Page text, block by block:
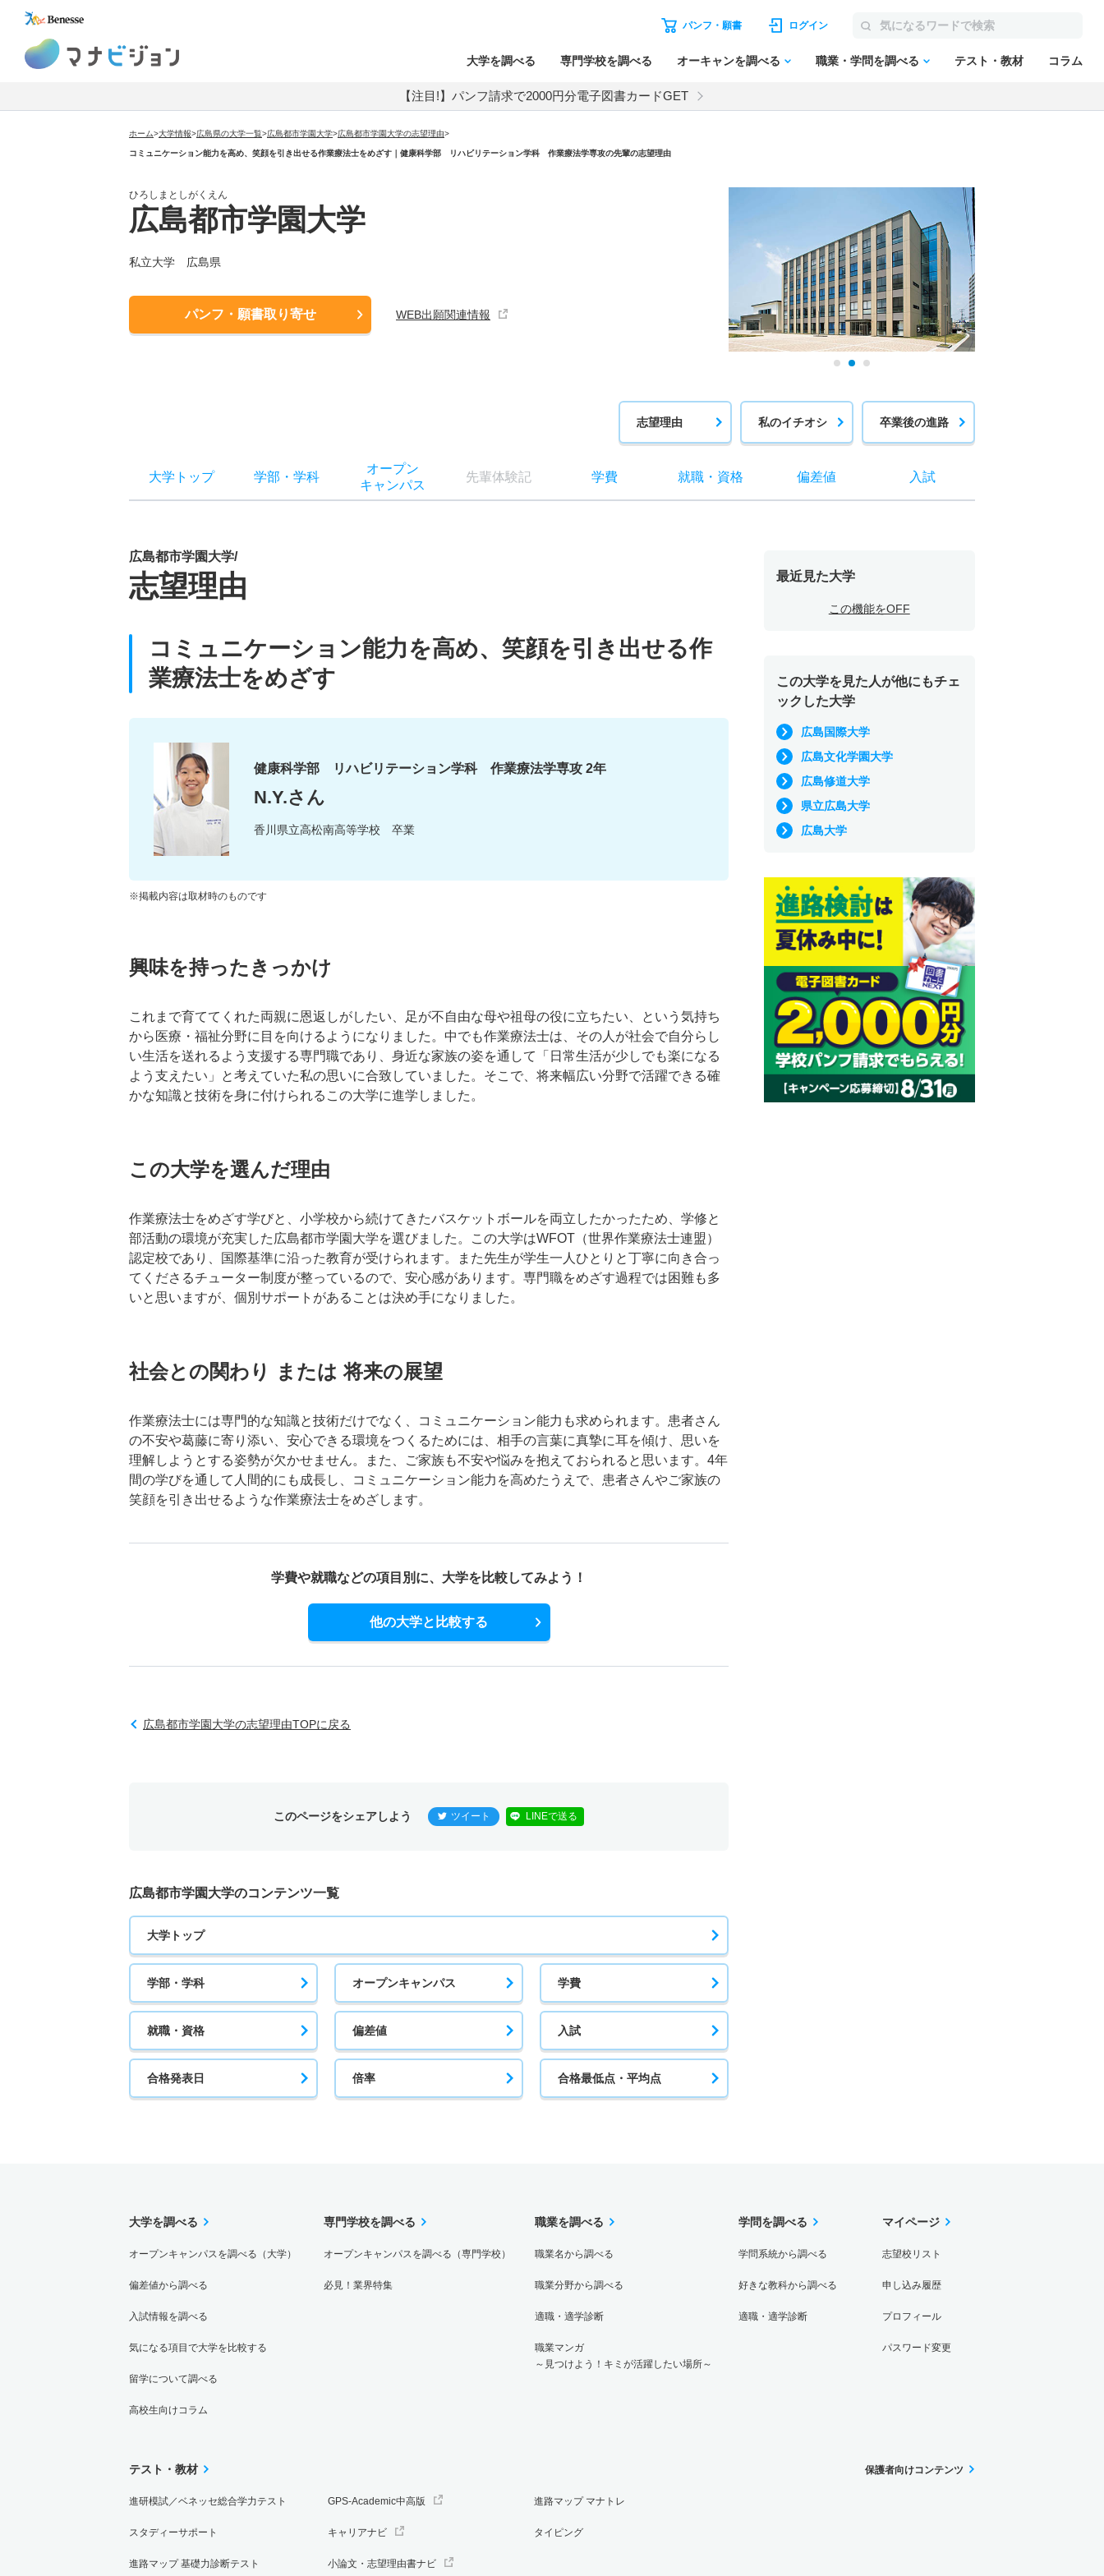
パンフ・願書 ログイン
大学を調べる 専門学校を調べる オーキャンを調べる 職業・学問を調べる テスト・教材 コラム
【注目!】パンフ請求で2000円分電子図書カードGET
ホーム>大学情報>広島県の大学一覧>広島都市学園大学>広島都市学園大学の志望理由>
コミュニケーション能力を高め、笑顔を引き出せる作業療法士をめざす｜健康科学部 リハビリテーション学科 作業療法学専攻の先輩の志望理由
ひろしまとしがくえん
広島都市学園大学
私立大学 広島県
パンフ・願書取り寄せ WEB出願関連情報
志望理由 私のイチオシ 卒業後の進路
大学トップ 学部 ・ 学科
オープン
キャンパス
先輩体験記 学費 就職・ 資格 偏差値 入試
広島都市学園大学/
志望理由
コミュニケーション能力を高め、笑顔を引き出せる作
業療法士をめざす
健康科学部 リハビリテーション学科 作業療法学専攻 2年
N.Y.さん
香川県立高松南高等学校 卒業
※掲載内容は取材時のものです
興味を持ったきっかけ
これまで育ててくれた両親に恩返しがしたい、足が不自由な母や祖母の役に立ちたい、という気持ち
から医療・福祉分野に目を向けるようになりました。中でも作業療法士は、その人が社会で自分らし
い生活を送れるよう支援する専門職であり、身近な家族の姿を通して「日常生活が少しでも楽になる
よう支えたい」と考えていた私の思いに合致していました。そこで、将来幅広い分野で活躍できる確
かな知識と技術を身に付けられるこの大学に進学しました。
この大学を選んだ理由
作業療法士をめざす学びと、小学校から続けてきたバスケットボールを両立したかったため、学修と
部活動の環境が充実した広島都市学園大学を選びました。この大学はWFOT（世界作業療法士連盟）
認定校であり、国際基準に沿った教育が受けられます。また先生が学生一人ひとりと丁寧に向き合っ
てくださるチューター制度が整っているので、安心感があります。専門職をめざす過程では困難も多
いと思いますが、個別サポートがあることは決め手になりました。
社会との関わり または 将来の展望
作業療法士には専門的な知識と技術だけでなく、コミュニケーション能力も求められます。患者さん
の不安や葛藤に寄り添い、安心できる環境をつくるためには、相手の言葉に真摯に耳を傾け、思いを
理解しようとする姿勢が欠かせません。また、ご家族も不安や悩みを抱えておられると思います。4年
間の学びを通して人間的にも成長し、コミュニケーション能力を高めたうえで、患者さんやご家族の
笑顔を引き出せるような作業療法士をめざします。
学費や就職などの項目別に、 大学を比較してみよう！
他の大学と比較する
広島都市学園大学の志望理由TOPに戻る
このページをシェアしよう ツイート LINEで送る
広島都市学園大学のコンテンツ一覧
大学トップ
学部・学科 オープンキャンパス 学費
就職・資格 偏差値 入試
合格発表日 倍率 合格最低点・平均点
最近見た大学
この機能をOFF
この大学を見た人が他にもチェ
ックした大学
広島国際大学
広島文化学園大学
広島修道大学
県立広島大学
広島大学
大学を調べる
オープンキャンパスを調べる（大学）
偏差値から調べる
入試情報を調べる
気になる項目で大学を比較する
留学について調べる
高校生向けコラム
専門学校を調べる
オープンキャンパスを調べる（専門学校）
必見！業界特集
職業を調べる
職業名から調べる
職業分野から調べる
適職・適学診断
職業マンガ
～見つけよう！キミが活躍したい場所～
学問を調べる
学問系統から調べる
好きな教科から調べる
適職・適学診断
マイページ
志望校リスト
申し込み履歴
プロフィール
パスワード変更
テスト・教材
進研模試／ベネッセ総合学力テスト
スタディーサポート
進路マップ 基礎力診断テスト
GPS-Academic中高版
キャリアナビ
小論文・志望理由書ナビ
進路マップ マナトレ
タイピング
保護者向けコンテンツ